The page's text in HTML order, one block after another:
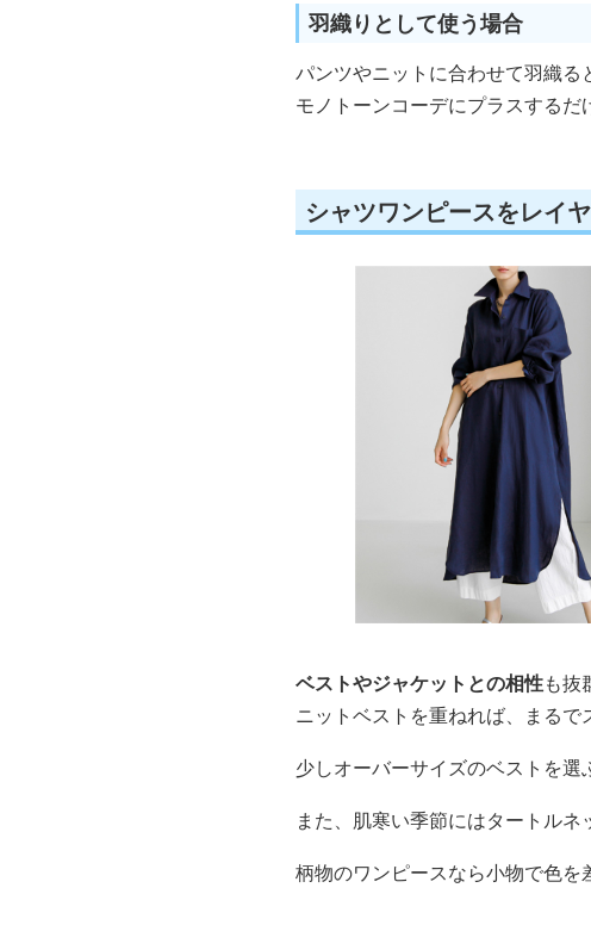
羽織りとして使う場合
パンツやニットに合わせて羽織る
モノトーンコーデにプラスするだ
シャツワンピースをレイ
ベストやジャケットとの相性も抜
ニットベストを重ねれば、まるで
少しオーバーサイズのベストを選
また、肌寒い季節にはタートルネ
柄物のワンピースなら小物で色を